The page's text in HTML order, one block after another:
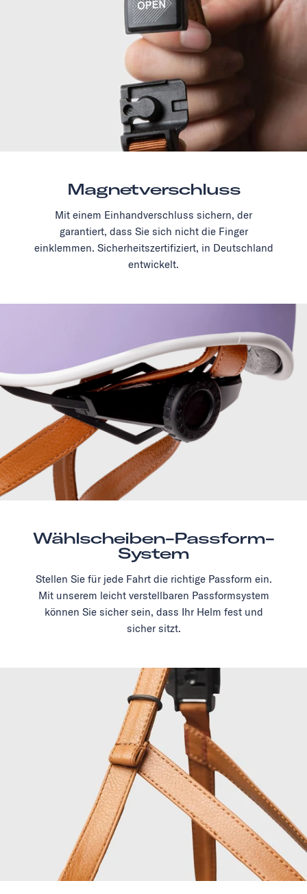
Magnetverschluss
Mit einem Einhandverschluss sichern, der
garantiert, dass Sie sich nicht die Finger
einklemmen. Sicherheitszertifiziert, in Deutschland
entwickelt.
Wählscheiben-Passform-
System
Stellen Sie für jede Fahrt die richtige Passform ein.
Mit unserem leicht verstellbaren Passformsystem
können Sie sicher sein, dass Ihr Helm fest und
sicher sitzt.